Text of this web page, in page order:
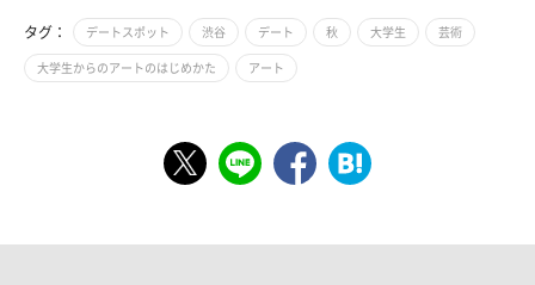
タグ： デートスポット 渋谷 デート 秋 大学生 芸術
大学生からのアートのはじめかた アート